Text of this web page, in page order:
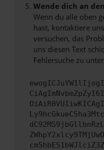
Wende dich an
Wenn du alle oben
hast, kontaktiere
versuchen, das
uns diesen Text
Fehlersuche zu